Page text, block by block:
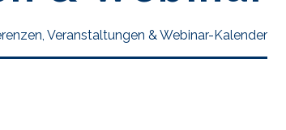
Veranstaltungen & Webinar-Kalender